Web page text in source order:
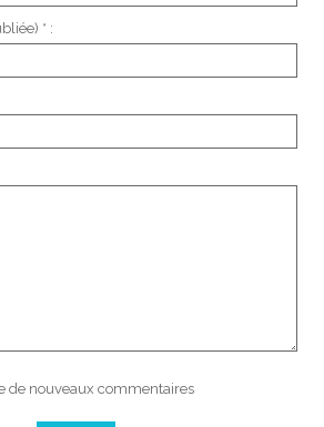
* :
de nouveaux commentaires